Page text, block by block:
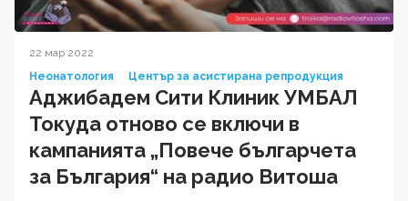
22 мар 2022
Неонатология
Център за асистирана репродукция
Аджибадем Сити Клиник УМБАЛ
Токуда отново се включи в
кампанията „Повече българчета
за България“ на радио Витоша